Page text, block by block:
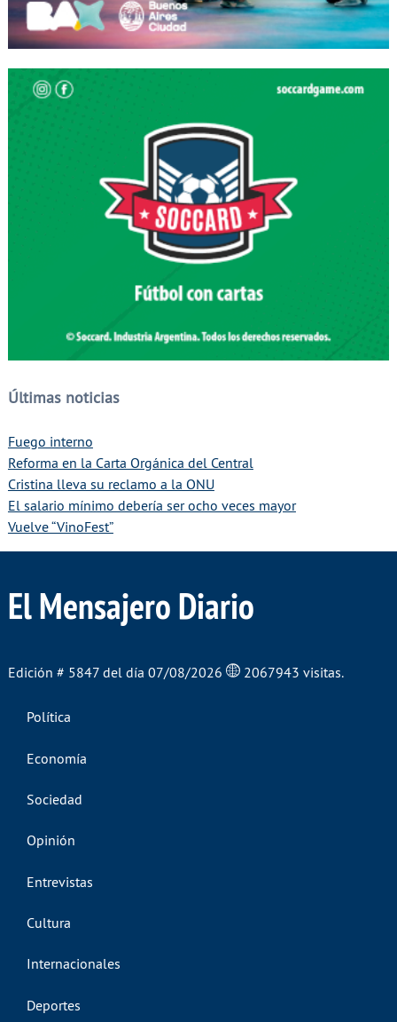
Últimas noticias
Fuego interno
Reforma en la Carta Orgánica del Central
Cristina lleva su reclamo a la ONU
El salario mínimo debería ser ocho veces mayor
Vuelve “VinoFest”
El Mensajero Diario
Edición # 5847 del día 07/08/2026 2067943 visitas.
Política
Economía
Sociedad
Opinión
Entrevistas
Cultura
Internacionales
Deportes